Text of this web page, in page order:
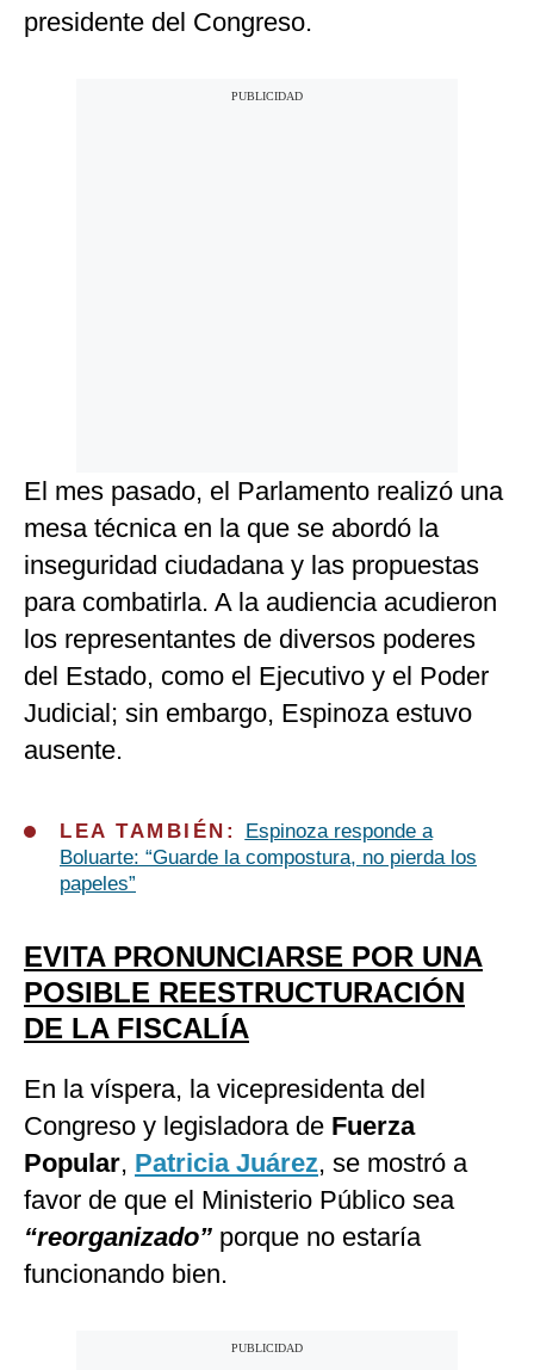
presidente del Congreso.
El mes pasado, el Parlamento realizó una
mesa técnica en la que se abordó la
inseguridad ciudadana y las propuestas
para combatirla. A la audiencia acudieron
los representantes de diversos poderes
del Estado, como el Ejecutivo y el Poder
Judicial; sin embargo, Espinoza estuvo
ausente.
LEA TAMBIÉN:
Espinoza responde a
Boluarte: “Guarde la compostura, no pierda los
papeles”
EVITA PRONUNCIARSE POR UNA
POSIBLE REESTRUCTURACIÓN
DE LA FISCALÍA
En la víspera, la vicepresidenta del
Congreso y legisladora de Fuerza
Popular, Patricia Juárez, se mostró a
favor de que el Ministerio Público sea
“reorganizado” porque no estaría
funcionando bien.